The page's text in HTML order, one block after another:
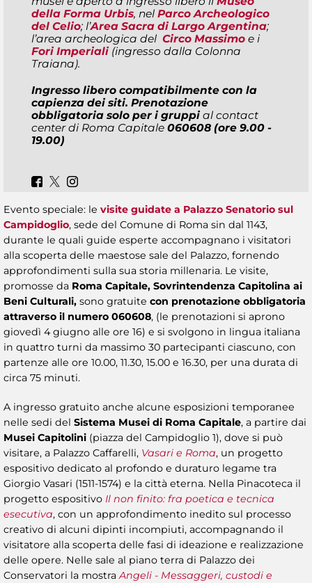
della Forma Urbis, nel Parco Archeologico
del Celio; l’Area Sacra di Largo Argentina;
l’area archeologica del Circo Massimo e i
Fori Imperiali (ingresso dalla Colonna
Traiana).
Ingresso libero compatibilmente con la
capienza dei siti. Prenotazione
obbligatoria solo per i gruppi al contact
center di Roma Capitale 060608 (ore 9.00 -
19.00)
Evento speciale: le visite guidate a Palazzo Senatorio sul
Campidoglio, sede del Comune di Roma sin dal 1143,
durante le quali guide esperte accompagnano i visitatori
alla scoperta delle maestose sale del Palazzo, fornendo
approfondimenti sulla sua storia millenaria. Le visite,
promosse da Roma Capitale, Sovrintendenza Capitolina ai
Beni Culturali, sono gratuite con prenotazione obbligatoria
attraverso il numero 060608, (le prenotazioni si aprono
giovedì 4 giugno alle ore 16) e si svolgono in lingua italiana
in quattro turni da massimo 30 partecipanti ciascuno, con
partenze alle ore 10.00, 11.30, 15.00 e 16.30, per una durata di
circa 75 minuti.
A ingresso gratuito anche alcune esposizioni temporanee
nelle sedi del Sistema Musei di Roma Capitale, a partire dai
Musei Capitolini (piazza del Campidoglio 1), dove si può
visitare, a Palazzo Caffarelli, Vasari e Roma, un progetto
espositivo dedicato al profondo e duraturo legame tra
Giorgio Vasari (1511-1574) e la città eterna. Nella Pinacoteca il
progetto espositivo Il non finito: fra poetica e tecnica
esecutiva, con un approfondimento inedito sul processo
creativo di alcuni dipinti incompiuti, accompagnando il
visitatore alla scoperta delle fasi di ideazione e realizzazione
delle opere. Nelle sale al piano terra di Palazzo dei
Conservatori la mostraAngeli - Messaggeri, custodi e